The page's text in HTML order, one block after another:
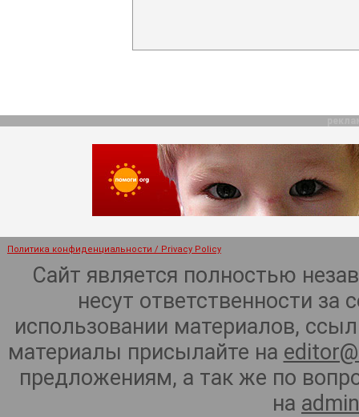
Политика конфиденциальности / Privacy Policy
Сайт является полностью
несут ответственности
использовании материалов,
материалы присылайте на
предложениям, а так же по
на